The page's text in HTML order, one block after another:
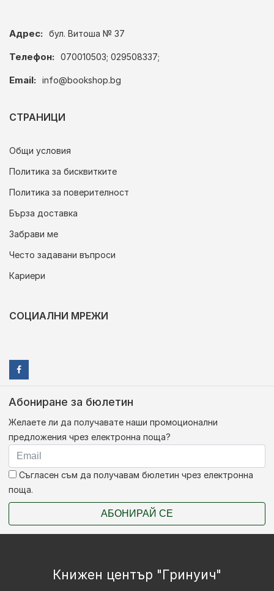
Адрес: бул. Витоша № 37
Телефон: 070010503; 029508337;
Email: info@bookshop.bg
СТРАНИЦИ
Общи условия
Политика за бисквитките
Политика за поверителност
Бърза доставка
Забрави ме
Често задавани въпроси
Кариери
СОЦИАЛНИ МРЕЖИ
Абониране за бюлетин
Желаете ли да получавате наши промоционални
предложения чрез електронна поща?
Съгласен съм да получавам бюлетин чрез електронна
поща.
АБОНИРАЙ СЕ
Книжен център "Гринуич"